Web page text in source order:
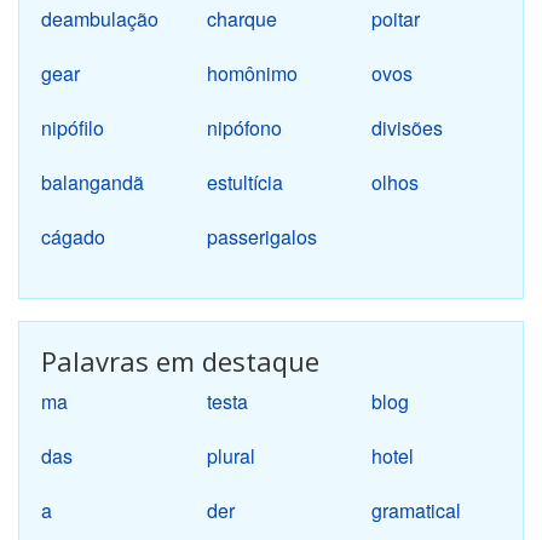
deambulação
charque
poitar
gear
homônimo
ovos
nipófilo
nipófono
divisões
balangandã
estultícia
olhos
cágado
passerigalos
Palavras em destaque
ma testa
blog
das
plural
hotel
a
der
gramatical